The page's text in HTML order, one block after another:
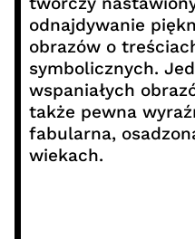
odnajdywanie
obrazów o
symbolicznych.
wspaniałych
także pewna
fabularna,
wiekach.